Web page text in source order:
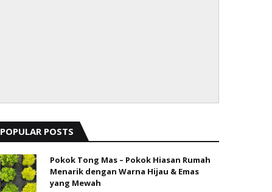
POPULAR POSTS
Pokok Tong Mas – Pokok Hiasan Rumah
Menarik dengan Warna Hijau & Emas
yang Mewah